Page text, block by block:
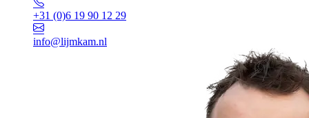
+31 (0)6 19 90 12 29
info@lijmkam.nl